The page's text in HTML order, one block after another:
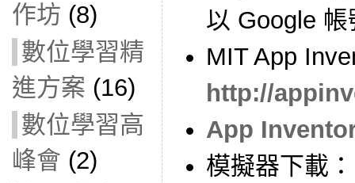
作坊 (8)
數位學習精
進方案 (16)
數位學習高
峰會 (2)
以 Google 帳
MIT App
http://
App
模擬器下載：